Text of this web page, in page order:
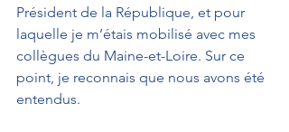
Président de la République, et pour
laquelle je m’étais mobilisé avec mes
collègues du Maine-et-Loire. Sur ce
point, je reconnais que nous avons été
entendus.